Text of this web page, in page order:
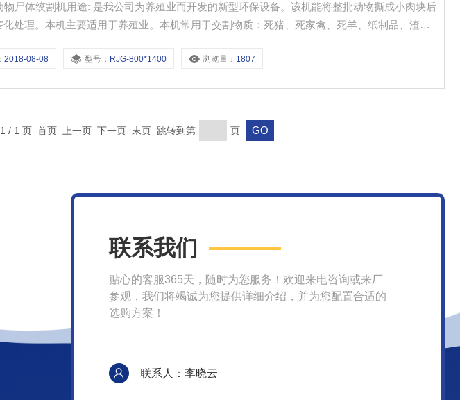
物尸体绞割机用途: 是我公司为养殖业而开发的新型环保设备。该机能将整批动物撕成小肉块后
化处理。本机主要适用于养殖业。本机常用于交割物质：死猪、死家禽、死羊、纸制品、渣
2018-08-08 型号： RJG-800*1400 浏览量： 1807
1 / 1 页 首页 上一页 下一页 末页 跳转到第 页
联系我们
贴心的客服365天，随时为您服务！欢迎来电咨询或来厂
参观，我们将竭诚为您提供详细介绍，并为您配置合适的
选购方案！
联系人：李晓云